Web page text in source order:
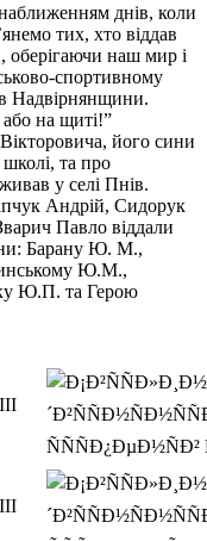
днів, коли
тих, хто віддав
оберігаючи наш мир і
спортивному
Надвірнянщини.
на щиті!”
його сини
та про
у селі Пнів.
Андрій, Сидорук
Павло віддали
Барану Ю. М.,
Ю.М.,
Ю.П. та Герою